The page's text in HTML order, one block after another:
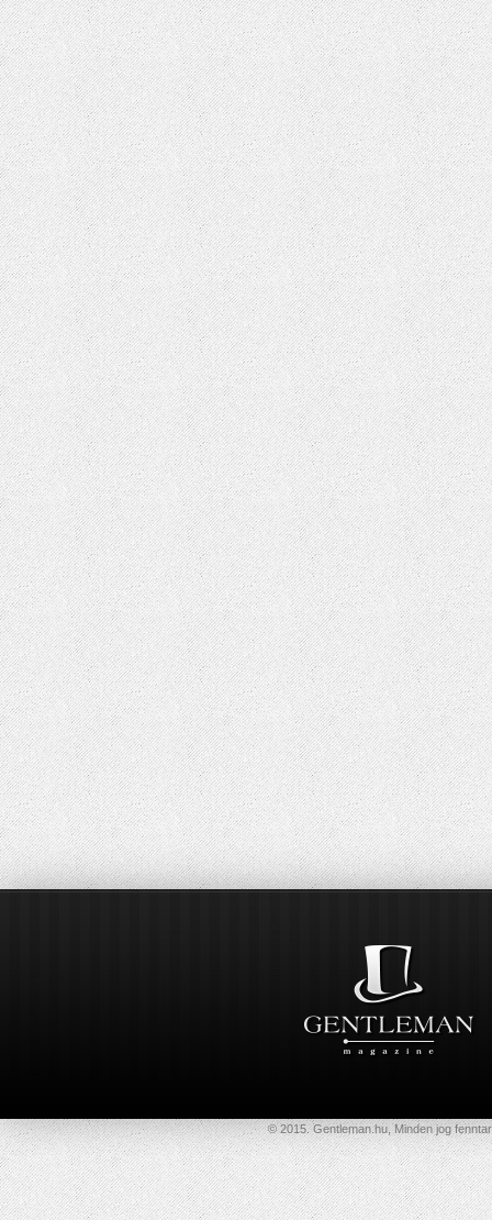
© 2015. Gentleman.hu, Minden jog